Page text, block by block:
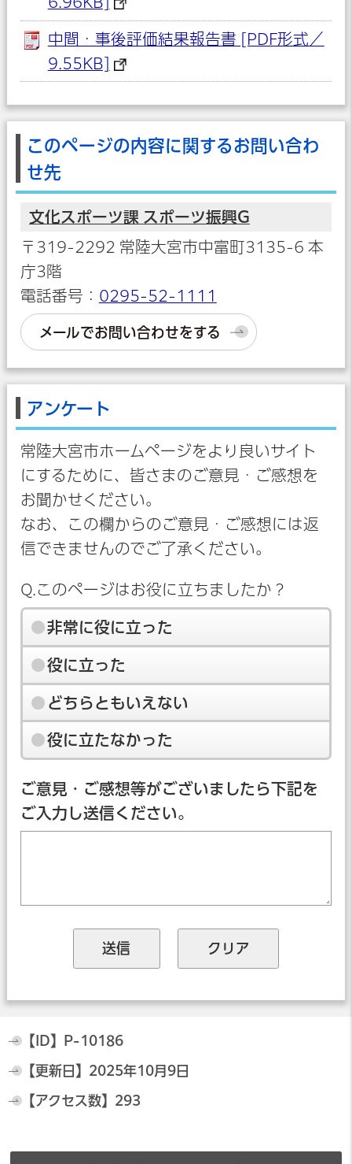
中間・事後評価結果報告書 [PDF形式／
9.55KB]
このページの内容に関するお問い合わ
せ先
文化スポーツ課 スポーツ振興G
〒319-2292 常陸大宮市中富町3135-6 本
庁3階
電話番号： 0295-52-1111
メールでお問い合わせをする
アンケート
常陸大宮市ホームページをより良いサイト
にするために、皆さまのご意見・ご感想を
お聞かせください。
なお、この欄からのご意見・ご感想には返
信できませんのでご了承ください。
Q.このページはお役に立ちましたか？
非常に役に立った
役に立った
どちらともいえない
役に立たなかった
ご意見・ご感想等がございましたら下記を
ご入力し送信ください。
【ID】 P-10186
【更新日】 2025年10月9日
【アクセス数】 293